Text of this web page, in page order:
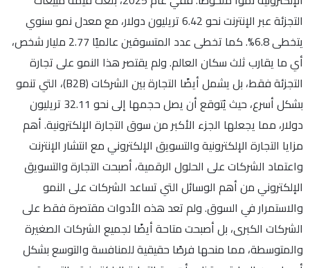
التجزئة عبر الإنترنت نحو 6.42 تريليون دولار، مع معدل نمو سنوي
يتخطى 6.8%. كما تخطى عدد المتسوقين عالميًا 2.77 مليار شخص،
أي ما يقارب ثلث سكان العالم. ولم يقتصر هذا النمو على تجارة
التجزئة فقط، بل يشمل أيضًا التجارة بين الشركات (B2B)، التي تنمو
بشكل أسرع، حيث يُتوقع أن يصل حجمها إلى نحو 32.11 تريليون
دولار، مما يجعلها الجزء الأكبر من سوق التجارة الإلكترونية. أهم
مزايا التجارة الإلكترونية والتسويق الإلكتروني مع انتشار الإنترنت
واعتماد الشركات على الحلول الرقمية، أصبحت التجارة والتسويق
الإلكتروني من أهم الوسائل التي تساعد الشركات على النمو
والاستمرار في السوق. ولم تعد هذه الأدوات مقتصرة فقط على
الشركات الكبرى، بل أصبحت متاحة أيضًا لجميع الشركات الصغيرة
والمتوسطة، مما منحها فرصًا حقيقية للمنافسة والتوسع بشكل